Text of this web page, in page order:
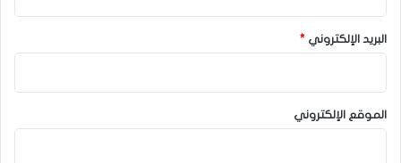
البريد الإلكتروني *
الموقع الإلكتروني